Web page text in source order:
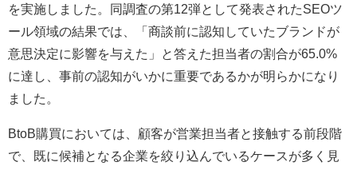
を実施しました。同調査の第12弾として発表されたSEOツ
ール領域の結果では、「商談前に認知していたブランドが
意思決定に影響を与えた」と答えた担当者の割合が65.0%
に達し、事前の認知がいかに重要であるかが明らかになり
ました。
BtoB購買においては、顧客が営業担当者と接触する前段階
で、既に候補となる企業を絞り込んでいるケースが多く見